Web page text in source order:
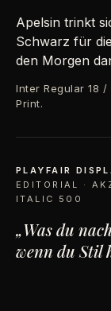
Apelsin trinkt
Schwarz für
den Morgen
Inter Regular 18
Print.
PLAYFAIR
EDITORIAL ·
ITALIC 500
„Was du
wenn du Stil